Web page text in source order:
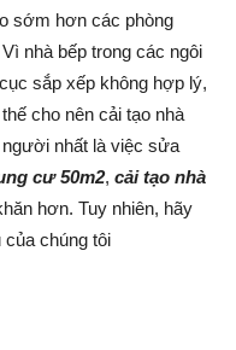
sớm hơn các phòng
nhà bếp trong các ngôi
sắp xếp không hợp lý,
cho nên cải tạo nhà
người nhất là việc sửa
cư 50m2, cải tạo nhà
hơn. Tuy nhiên, hãy
chúng tôi